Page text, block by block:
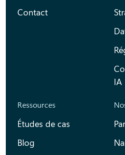
Contact
IA
Ressources
Études de cas
Blog